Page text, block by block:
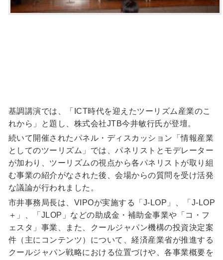
基調講演では、「ICT時代を迎えたツーリズム産業のこ
れから」と題し、株式会社JTB今井敏行氏が登壇。
続いて開催されたパネル・ディスカッション「情報産業
としてのツーリズム」では、パネリストとモデレーター
が加わり、ツーリズムの視点から各パネリストが取り組
む事業の紹介がなされた後、会場からの質問を受け活発
な議論が行われました。
市井事務局長は、VIPOが実施する「J-LOP」、「J-LOP
＋」、「JLOP」などの助成金・補助金事業や「コ・フ
ェスタ」事業、また、クールジャパン機構の投資決定案
件（主にコンテンツ）について、経済産業省が推進する
クールジャパン戦略における位置づけや、各事業概要を